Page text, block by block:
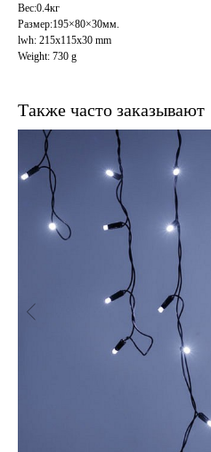
Вес:0.4кг
Размер:195×80×30мм.
lwh: 215x115x30 mm
Weight: 730 g
Также часто заказывают